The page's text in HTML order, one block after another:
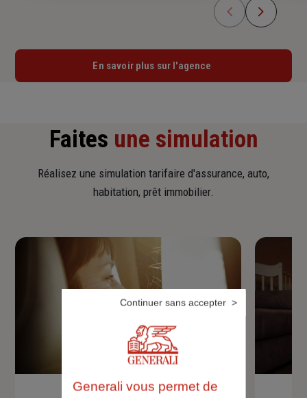
En savoir plus sur l'agence
Faites une simulation
Réalisez une simulation tarifaire d'assurance, auto,
habitation, prêt immobilier.
Devis assurance auto
Generali vous permet de
Continuer sans accepter